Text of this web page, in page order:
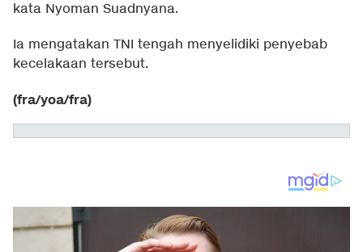
kata Nyoman Suadnyana.
Ia mengatakan TNI tengah menyelidiki penyebab
kecelakaan tersebut.
(fra/yoa/fra)